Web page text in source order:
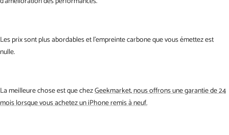
Les prix sont plus abordables et l'empreinte carbone que vous émettez est
nulle.
La meilleure chose est que chezGeekmarket, nous offrons une garantie de 24
mois lorsque vous achetez un iPhone remis à neuf.